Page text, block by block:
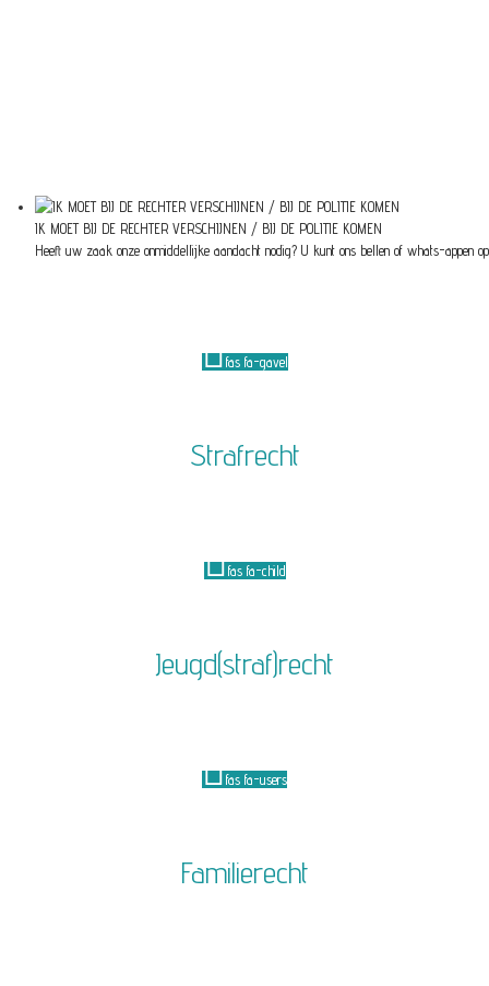
IK MOET BIJ DE RECHTER VERSCHIJNEN / BIJ DE POLITIE KOMEN
Heeft uw zaak onze onmiddellijke aandacht nodig? U kunt ons bellen of whats-appen
fas fa-gavel
Strafrecht
fas fa-child
Jeugd(straf)recht
fas fa-users
Familierecht